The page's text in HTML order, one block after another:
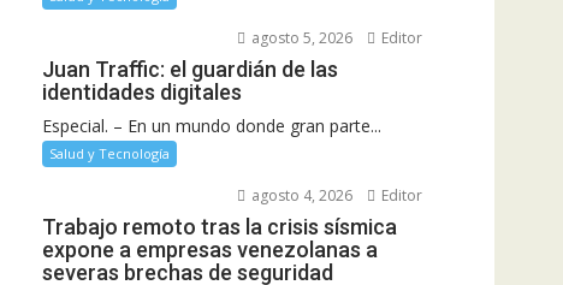
agosto 5, 2026 Editor
Juan Traffic: el guardián de las
identidades digitales
Especial. – En un mundo donde gran parte...
Salud y Tecnología
agosto 4, 2026 Editor
Trabajo remoto tras la crisis sísmica
expone a empresas venezolanas a
severas brechas de seguridad